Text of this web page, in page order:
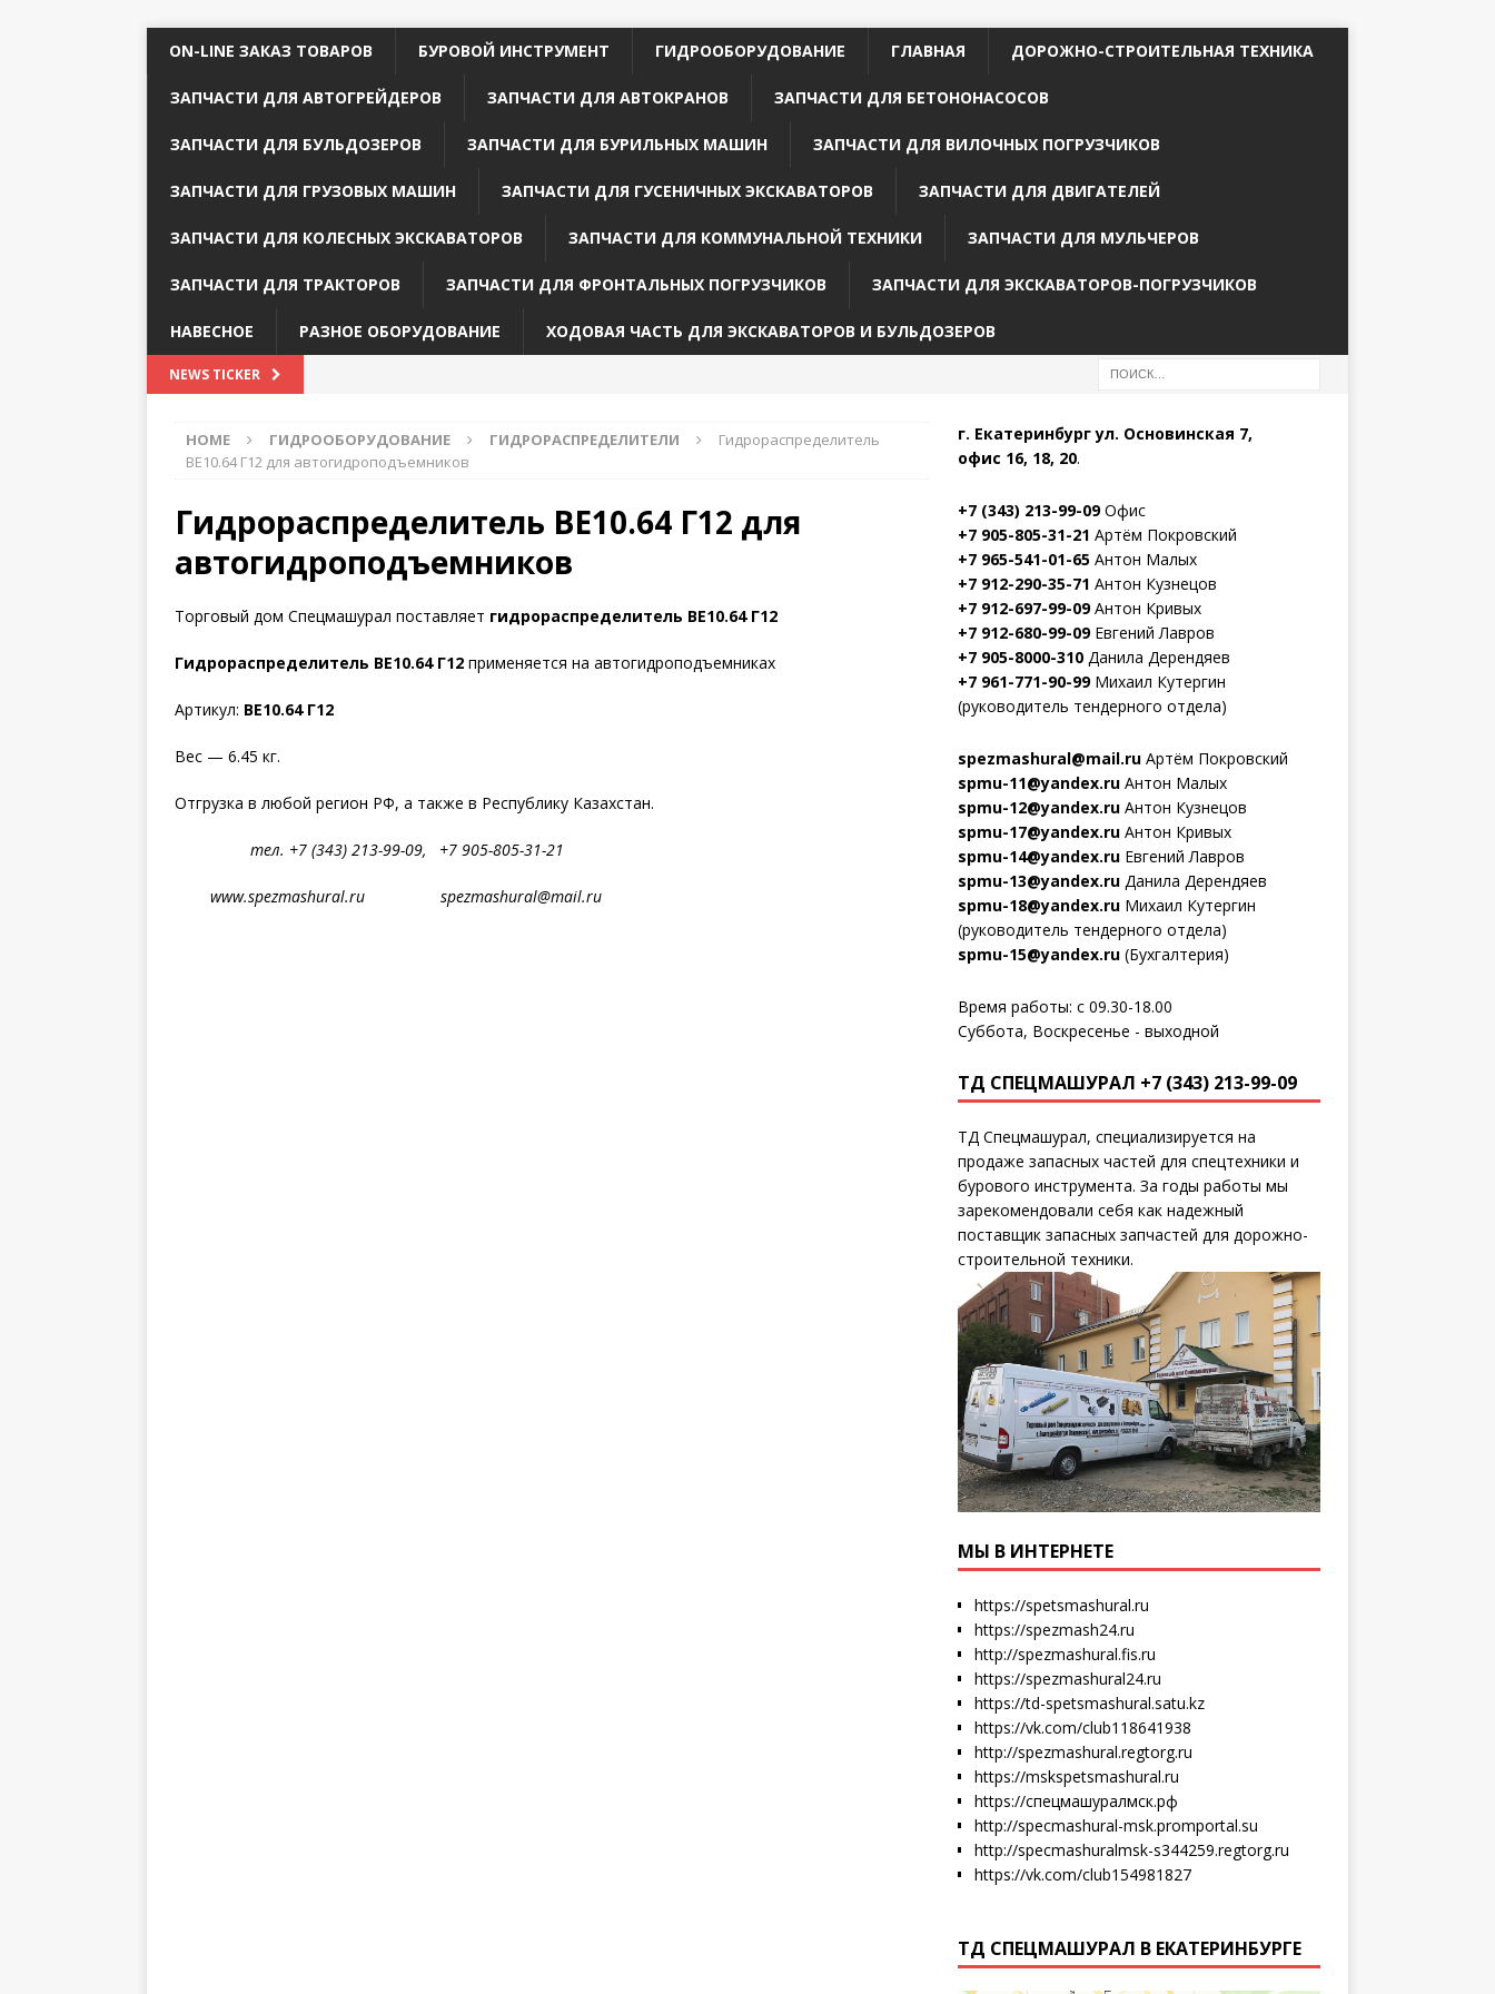
ON-LINE ЗАКАЗ ТОВАРОВ БУРОВОЙ ИНСТРУМЕНТ ГИДРООБОРУДОВАНИЕ ГЛАВНАЯ ДОРОЖНО-СТРОИТЕЛЬНАЯ ТЕХНИКА
ЗАПЧАСТИ ДЛЯ АВТОГРЕЙДЕРОВ ЗАПЧАСТИ ДЛЯ АВТОКРАНОВ ЗАПЧАСТИ ДЛЯ БЕТОНОНАСОСОВ
ЗАПЧАСТИ ДЛЯ БУЛЬДОЗЕРОВ ЗАПЧАСТИ ДЛЯ БУРИЛЬНЫХ МАШИН ЗАПЧАСТИ ДЛЯ ВИЛОЧНЫХ ПОГРУЗЧИКОВ
ЗАПЧАСТИ ДЛЯ ГРУЗОВЫХ МАШИН ЗАПЧАСТИ ДЛЯ ГУСЕНИЧНЫХ ЭКСКАВАТОРОВ ЗАПЧАСТИ ДЛЯ ДВИГАТЕЛЕЙ
ЗАПЧАСТИ ДЛЯ КОЛЕСНЫХ ЭКСКАВАТОРОВ ЗАПЧАСТИ ДЛЯ КОММУНАЛЬНОЙ ТЕХНИКИ ЗАПЧАСТИ ДЛЯ МУЛЬЧЕРОВ
ЗАПЧАСТИ ДЛЯ ТРАКТОРОВ ЗАПЧАСТИ ДЛЯ ФРОНТАЛЬНЫХ ПОГРУЗЧИКОВ ЗАПЧАСТИ ДЛЯ ЭКСКАВАТОРОВ-ПОГРУЗЧИКОВ
НАВЕСНОЕ РАЗНОЕ ОБОРУДОВАНИЕ ХОДОВАЯ ЧАСТЬ ДЛЯ ЭКСКАВАТОРОВ И БУЛЬДОЗЕРОВ
NEWS TICKER
HOME ГИДРООБОРУДОВАНИЕ ГИДРОРАСПРЕДЕЛИТЕЛИ
Гидрораспределитель
ВЕ10.64 Г12 для автогидроподъемников
Гидрораспределитель ВЕ10.64 Г12 для
автогидроподъемников
Торговый дом Спецмашурал поставляет гидрораспределитель ВЕ10.64 Г12
Гидрораспределитель ВЕ10.64 Г12 применяется на автогидроподъемниках
Артикул: ВЕ10.64 Г12
Вес — 6.45 кг.
Отгрузка в любой регион РФ, а также в Республику Казахстан.
тел. +7 (343) 213-99-09, +7 905-805-31-21
www.spezmashural.ru spezmashural@mail.ru
г. Екатеринбург ул. Основинская 7,
офис 16, 18, 20.
+7 (343) 213-99-09Офис
+7 905-805-31-21 Артём Покровский
+7 965-541-01-65Антон Малых
+7 912-290-35-71 Антон Кузнецов
+7 912-697-99-09Антон Кривых
+7 912-680-99-09Евгений Лавров
+7 905-8000-310Данила Дерендяев
+7 961-771-90-99Михаил Кутергин
(руководитель тендерного отдела)
spezmashural@mail.ruАртём Покровский
spmu-11@yandex.ruАнтон Малых
spmu-12@yandex.ruАнтон Кузнецов
spmu-17@yandex.ruАнтон Кривых
spmu-14@yandex.ruЕвгений Лавров
spmu-13@yandex.ruДанила Дерендяев
spmu-18@yandex.ruМихаил Кутергин
(руководитель тендерного отдела)
spmu-15@yandex.ru(Бухгалтерия)
Время работы: с 09.30-18.00
Суббота, Воскресенье - выходной
ТД СПЕЦМАШУРАЛ +7 (343) 213-99-09
ТД Спецмашурал, специализируется на
продаже запасных частей для спецтехники и
бурового инструмента. За годы работы мы
зарекомендовали себя как надежный
поставщик запасных запчастей для дорожно-
строительной техники.
МЫ В ИНТЕРНЕТЕ
https://spetsmashural.ru
https://spezmash24.ru
http://spezmashural.fis.ru
https://spezmashural24.ru
https://td-spetsmashural.satu.kz
https://vk.com/club118641938
http://spezmashural.regtorg.ru
https://mskspetsmashural.ru
https://спецмашуралмск.рф
http://specmashural-msk.promportal.su
http://specmashuralmsk-s344259.regtorg.ru
https://vk.com/club154981827
ТД СПЕЦМАШУРАЛ В ЕКАТЕРИНБУРГЕ